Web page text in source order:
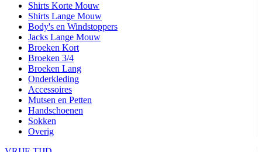
Shirts Korte Mouw
Shirts Lange Mouw
Body's en Windstoppers
Jacks Lange Mouw
Broeken Kort
Broeken 3/4
Broeken Lang
Onderkleding
Accessoires
Mutsen en Petten
Handschoenen
Sokken
Overig